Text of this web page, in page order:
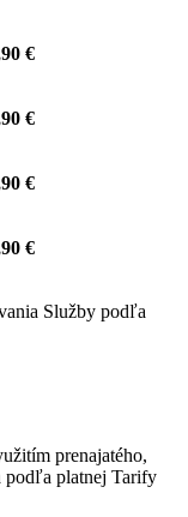
€
€
€
€
Služby podľa
prenajatého,
podľa platnej Tarify